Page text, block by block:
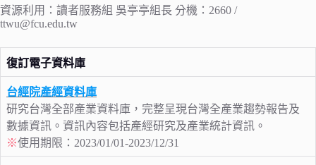
資源利用：讀者服務組 吳亭亭組長 分機：2660 /
ttwu@fcu.edu.tw
復訂電子資料庫
台經院產經資料庫
研究台灣全部產業資料庫，完整呈現台灣全產業趨勢報告及
數據資訊。資訊內容包括產經研究及產業統計資訊。
※使用期限：2023/01/01-2023/12/31